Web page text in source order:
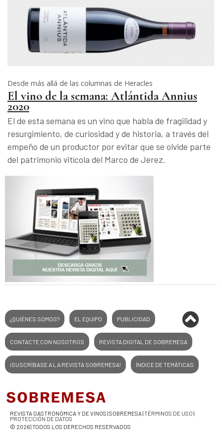
Desde más allá de las columnas de Heracles
El vino de la semana: Atlántida Annius
2020
El de esta semana es un vino que habla de fragilidad y
resurgimiento, de curiosidad y de historia, a través del
empeño de un productor por evitar que se olvide parte
del patrimonio vitícola del Marco de Jerez.
¿QUIÉNES SOMOS? EL EQUIPO PUBLICIDAD
CONTACTE CON NOSOTROS REVISTA DIGITAL DE SOBREMESA
¡SUSCRÍBASE A LA REVISTA SOBREMESA! ÍNDICE DE TEMÁTICAS
REVISTA GASTRONÓMICA Y DE VINOS | SOBREMESA |TÉRMINOS DE USO |
PROTECCIÓN DE DATOS
© 2026 | TODOS LOS DERECHOS RESERVADOS